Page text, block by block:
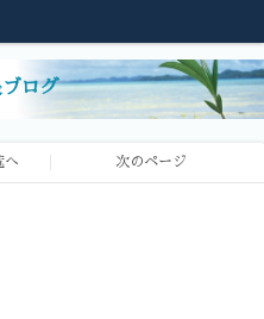
ログ
へ 次のページ